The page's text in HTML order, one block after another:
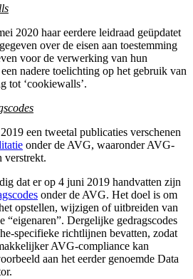
2020 haar eerdere leidraad geüpdatet
over de eisen aan toestemming
voor de verwerking van hun
nadere toelichting op het gebruik van
tot ‘cookiewalls’.
een tweetal publicaties verschenen
onder de AVG, waaronder AVG-
verstrekt.
dat er op 4 juni 2019 handvatten zijn
onder de AVG. Het doel is om
opstellen, wijzigen of uitbreiden van
“eigenaren”. Dergelijke gedragscodes
specifieke richtlijnen bevatten, zodat
AVG-compliance kan
aan het eerder genoemde Data